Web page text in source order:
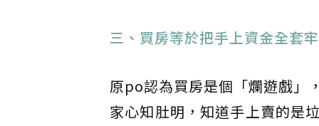
三、買房等於把手上資金全套
原po認為買房是個「爛遊戲」
家心知肚明，知道手上賣的是